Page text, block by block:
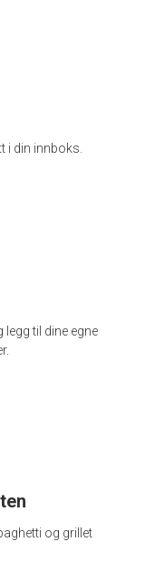
i din innboks.
legg til dine egne
og grillet